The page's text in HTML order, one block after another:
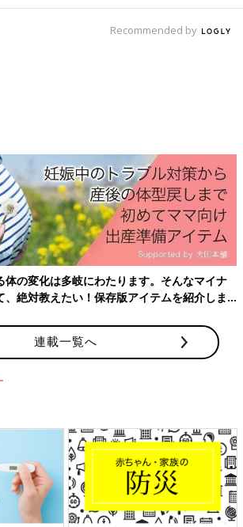
、36組のご家族に利用していただきまし
、縁がつながって、利用したいママたちに
ね。
も、まだまだ課題もあります。宿泊を楽し
いる一方で、本当に疲れていて今すぐ泊ま
まれない、という声があるのも事実。
成を受けられるように働きかけもしていま
がかかることなので、クラウドファンディン
、12組のご家族に半額で宿泊していただくこ
保…と課題は多いですが、クラウドファンデ
してくださった方々から「1人じゃない
たようで、心強かったですね。
、家族みんなにとって癒やされる場
Recommended by
の変化は多岐にわたります。そんなマイナ
絶対教えたい！保存版アイテムを紹介しま
連載一覧へ